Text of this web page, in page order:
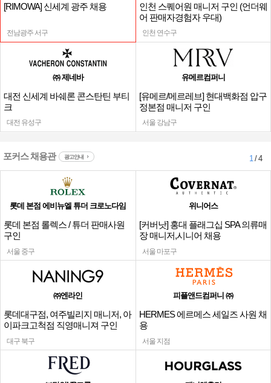
[RIMOWA] 신세계 광주 채용
전남광주 서구
인천 스퀘어원 매니저 구인 (언더웨
어 판매자경험자 우대)
인천 연수구
㈜ 제네바
대전 신세계 바쉐론 콘스탄틴 부티
크
대전 유성구
유메르컴퍼니
[유메르/메르레브] 현대백화점 압구
정본점 매니저 구인
서울 강남구
포커스 채용관 광고안내 1/ 4
롯데 본점 에비뉴엘 튜더 크로노다임
롯데 본점 롤렉스 / 튜더 판매사원
구인
서울 중구
위니어스
[커버낫] 홍대 플래그십 SPA 의류매
장 매니저,시니어 채용
서울 마포구
㈜엔라인
롯데대구점, 여주빌리지 매니저, 아
이파크고척점 직영매니져 구인
대구 북구
피플앤드컴퍼니 ㈜
HERMES 에르메스 세일즈 사원 채
용
서울 지점